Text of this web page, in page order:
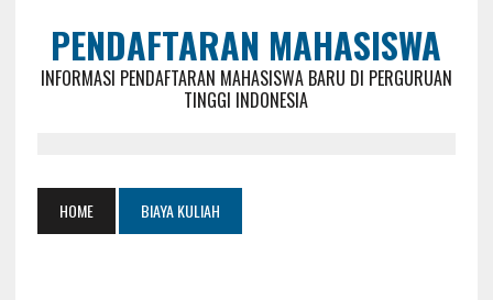
PENDAFTARAN MAHASISWA
INFORMASI PENDAFTARAN MAHASISWA BARU DI PERGURUAN
TINGGI INDONESIA
HOME BIAYA KULIAH